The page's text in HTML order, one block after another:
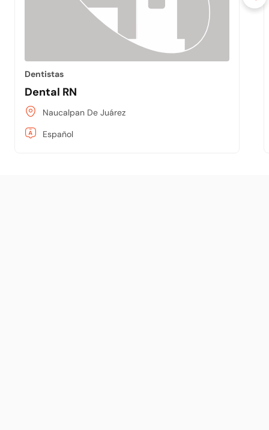
Dentistas
Dental RN
Naucalpan De Juárez
Español